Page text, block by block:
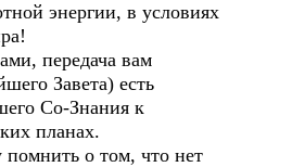
энергии, в условиях
передача вам
Завета) есть
Со-Знания к
планах.
о том, что нет